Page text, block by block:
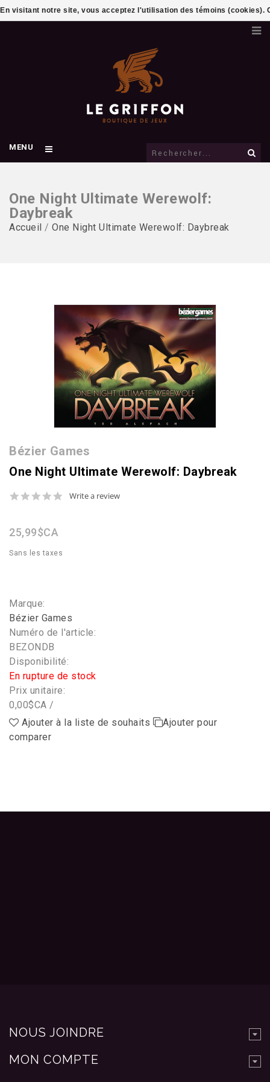
MENU
One Night Ultimate Werewolf:
Daybreak
Accueil / One Night Ultimate Werewolf: Daybreak
Bézier Games
One Night Ultimate Werewolf: Daybreak
0.0
Write a review
25,99$CA
Sans les taxes
Marque:
Bézier Games
Numéro de l'article:
BEZONDB
Disponibilité:
En rupture de stock
Prix unitaire:
0,00$CA /
Ajouter à la liste de souhaits
Ajouter pour
comparer
NOUS JOINDRE
MON COMPTE
En visitant notre site, vous acceptez l'utilisation des témoins